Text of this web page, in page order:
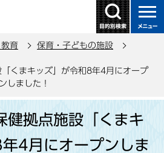
育
保育・子どもの施設
くまキッズ」が令和8年4月にオープ
ンしました！
健拠点施設「くまキ
4月にオープンしま